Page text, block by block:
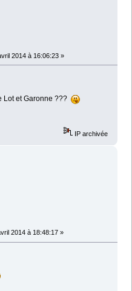
2014 à 16:06:23 »
Lot et Garonne ???
IP archivée
2014 à 18:48:17 »